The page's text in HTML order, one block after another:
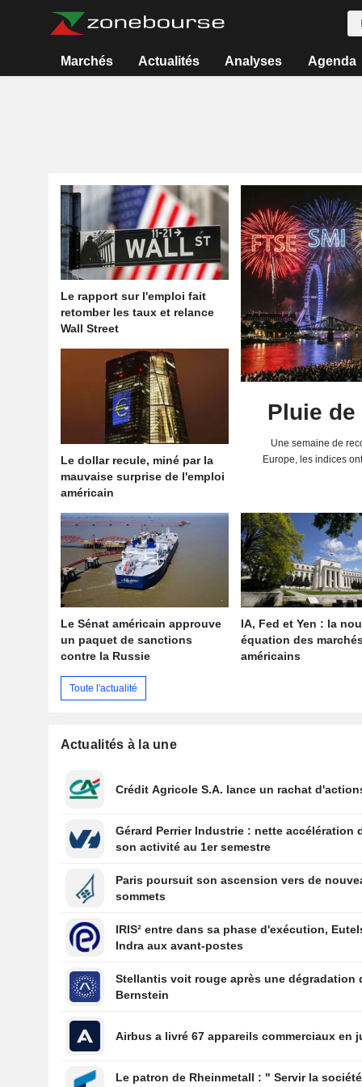
Marchés Actualités Analyses Agenda
Le rapport sur l'emploi fait
retomber les taux et relance
Wall Street
Le dollar recule, miné par la
mauvaise surprise de l'emploi
américain
Pluie
Une semaine de
Europe, les indices
Le Sénat américain approuve
un paquet de sanctions
contre la Russie
IA, Fed et Yen : la
équation des
américains
Toute l'actualité
Actualités à la une
Crédit Agricole S.A. lance un rachat
Gérard Perrier Industrie : nette accélération
son activité au 1er semestre
Paris poursuit son ascension vers de
sommets
IRIS² entre dans sa phase d'exécution,
Indra aux avant-postes
Stellantis voit rouge après une dégradation
Bernstein
Airbus a livré 67 appareils commerciaux en
Le patron de Rheinmetall : " Servir la